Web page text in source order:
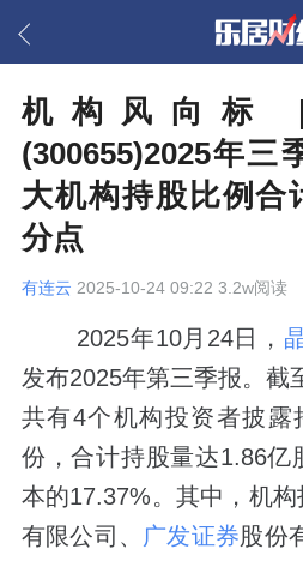
机构风向标
(300655)2025年三
大机构持股比例合
分点
有连云 2025-10-24 09:22 3.2w阅读
2025年10月24日，
发布2025年第三季报。截
共有4个机构投资者披露
份，合计持股量达1.86亿
本的17.37%。其中，机
有限公司、 广发证券股份